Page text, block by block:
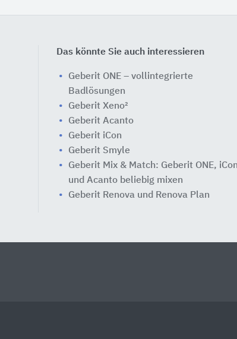
Das könnte Sie auch interessieren
Geberit ONE – vollintegrierte
Badlösungen
Geberit Xeno²
Geberit Acanto
Geberit iCon
Geberit Smyle
Geberit Mix & Match: Geberit ONE, iCon
und Acanto beliebig mixen
Geberit Renova und Renova Plan